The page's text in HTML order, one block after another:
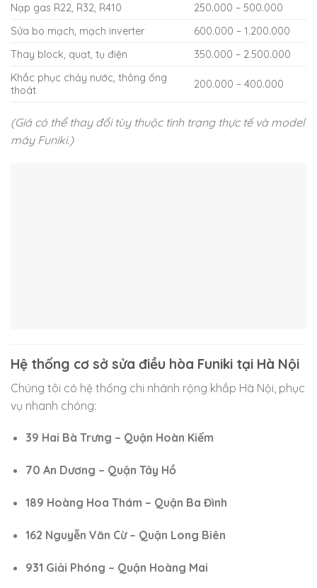
Nạp gas R22, R32, R410
250.000 – 500.000
Sửa bo mạch, mạch inverter
600.000 – 1.200.000
Thay block, quạt, tụ điện
350.000 – 2.500.000
Khắc phục chảy nước, thông ống
thoát
200.000 – 400.000
(Giá có thể thay đổi tùy thuộc tình trạng thực tế và model
máy Funiki.)
Hệ thống cơ sở sửa điều hòa Funiki tại Hà Nội
Chúng tôi có hệ thống chi nhánh rộng khắp Hà Nội, phục
vụ nhanh chóng:
39 Hai Bà Trưng – Quận Hoàn Kiếm
70 An Dương – Quận Tây Hồ
189 Hoàng Hoa Thám – Quận Ba Đình
162 Nguyễn Văn Cừ – Quận Long Biên
931 Giải Phóng – Quận Hoàng Mai